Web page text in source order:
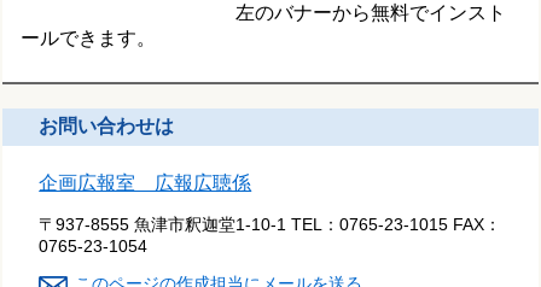
左のバナーから無料でインスト
ールできます。
お問い合わせは
企画広報室 広報広聴係
〒937-8555 魚津市釈迦堂1-10-1 TEL：0765-23-1015 FAX：
0765-23-1054